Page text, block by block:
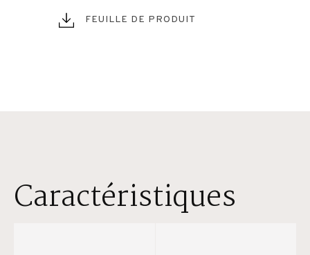
FEUILLE DE PRODUIT
Caractéristiques